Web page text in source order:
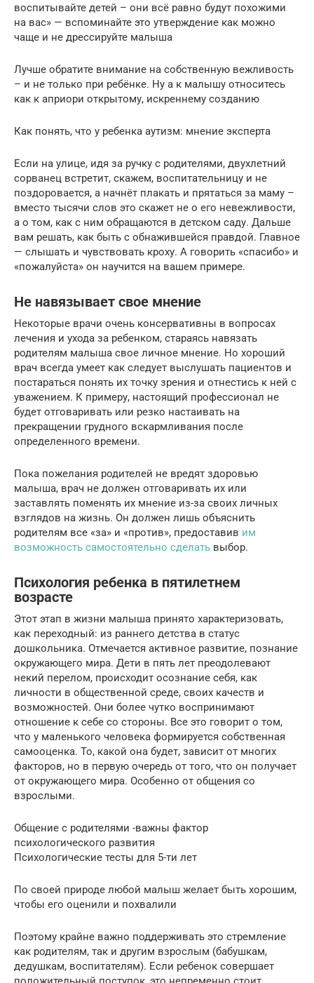
воспитывайте детей – они всё равно будут похожими
на вас» — вспоминайте это утверждение как можно
чаще и не дрессируйте малыша
Лучше обратите внимание на собственную вежливость
– и не только при ребёнке. Ну а к малышу относитесь
как к априори открытому, искреннему созданию
Как понять, что у ребенка аутизм: мнение эксперта
Если на улице, идя за ручку с родителями, двухлетний
сорванец встретит, скажем, воспитательницу и не
поздоровается, а начнёт плакать и прятаться за маму –
вместо тысячи слов это скажет не о его невежливости,
а о том, как с ним обращаются в детском саду. Дальше
вам решать, как быть с обнажившейся правдой. Главное
— слышать и чувствовать кроху. А говорить «спасибо» и
«пожалуйста» он научится на вашем примере.
Не навязывает свое мнение
Некоторые врачи очень консервативны в вопросах
лечения и ухода за ребенком, стараясь навязать
родителям малыша свое личное мнение. Но хороший
врач всегда умеет как следует выслушать пациентов и
постараться понять их точку зрения и отнестись к ней с
уважением. К примеру, настоящий профессионал не
будет отговаривать или резко настаивать на
прекращении грудного вскармливания после
определенного времени.
Пока пожелания родителей не вредят здоровью
малыша, врач не должен отговаривать их или
заставлять поменять их мнение из-за своих личных
взглядов на жизнь. Он должен лишь объяснить
родителям все «за» и «против», предоставив им
возможность самостоятельно сделать выбор.
Психология ребенка в пятилетнем
возрасте
Этот этап в жизни малыша принято характеризовать,
как переходный: из раннего детства в статус
дошкольника. Отмечается активное развитие, познание
окружающего мира. Дети в пять лет преодолевают
некий перелом, происходит осознание себя, как
личности в общественной среде, своих качеств и
возможностей. Они более чутко воспринимают
отношение к себе со стороны. Все это говорит о том,
что у маленького человека формируется собственная
самооценка. То, какой она будет, зависит от многих
факторов, но в первую очередь от того, что он получает
от окружающего мира. Особенно от общения со
взрослыми.
Общение с родителями -важны фактор
психологического развития
Психологические тесты для 5-ти лет
По своей природе любой малыш желает быть хорошим,
чтобы его оценили и похвалили
Поэтому крайне важно поддерживать это стремление
как родителям, так и другим взрослым (бабушкам,
дедушкам, воспитателям). Если ребенок совершает